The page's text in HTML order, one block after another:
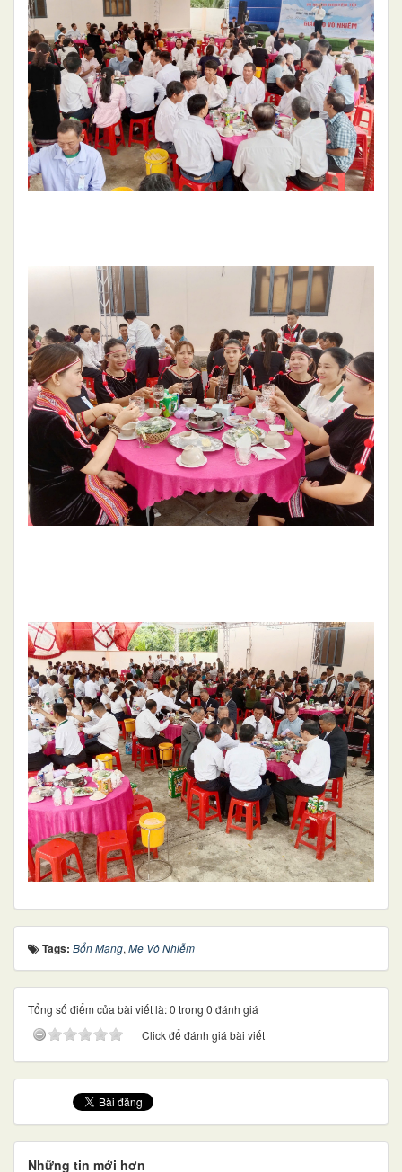
Tags: Bổn Mạng, Mẹ Vô Nhiễm
Tổng số điểm của bài viết là: 0 trong 0 đánh giá
Click để đánh giá bài viết
Những tin mới hơn